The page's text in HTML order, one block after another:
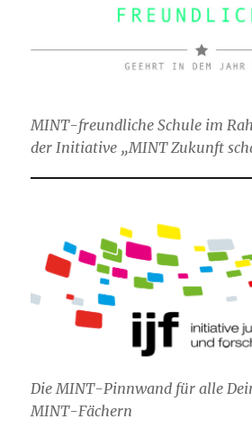
MINT-freundliche Schule im
der Initiative „MINT Zukunft
Die MINT-Pinnwand für alle
MINT-Fächern